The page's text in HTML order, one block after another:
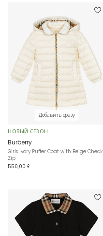
Добавить сразу
НОВЫЙ СЕЗОН
Burberry
Girls Ivory Puffer Coat with Beige Check
Zip
550,00 £